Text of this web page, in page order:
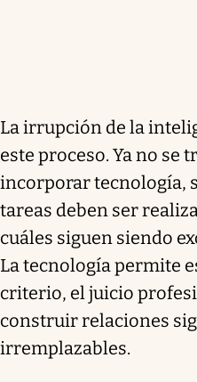
La irrupción de la
este proceso. Ya no se
incorporar tecnología,
tareas deben ser
cuáles siguen siendo
La tecnología permite
criterio, el juicio
construir relaciones
irremplazables.